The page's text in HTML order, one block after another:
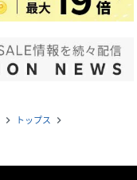
navigate_next トップス navigate_next